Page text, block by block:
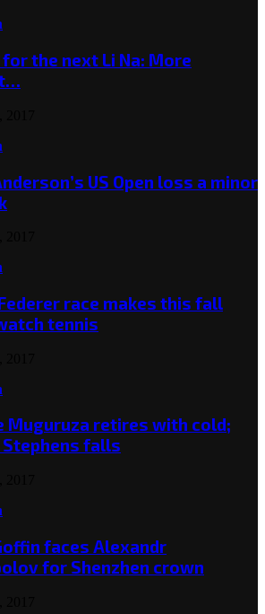
for the next Li Na: More
US Open loss a minor
race makes this fall
tennis
Muguruza retires with cold;
Stephens falls
faces Alexandr
for Shenzhen crown